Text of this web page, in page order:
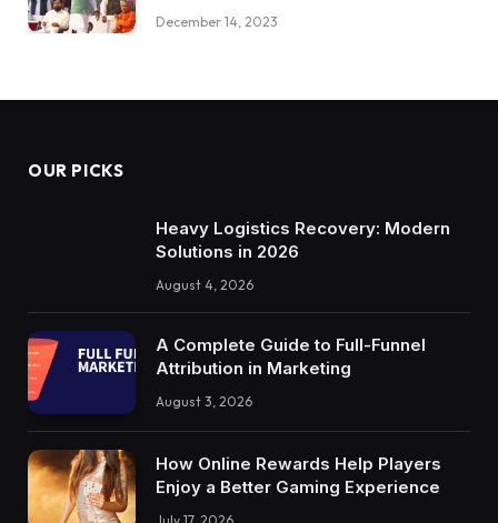
December 14, 2023
OUR PICKS
Heavy Logistics Recovery: Modern
Solutions in 2026
August 4, 2026
A Complete Guide to Full-Funnel
Attribution in Marketing
August 3, 2026
How Online Rewards Help Players
Enjoy a Better Gaming Experience